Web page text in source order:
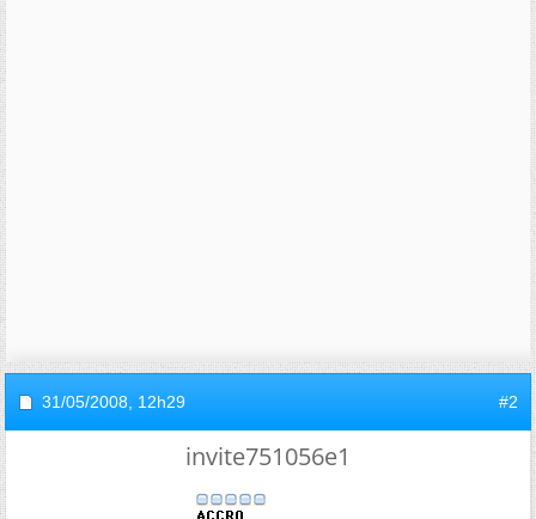
31/05/2008, 12h29 #2
invite751056e1